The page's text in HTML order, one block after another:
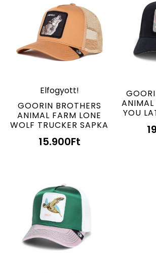
Elfogyott!
GOORIN BROTHERS
ANIMAL FARM LONE
WOLF TRUCKER SAPKA
15.900Ft
YOU